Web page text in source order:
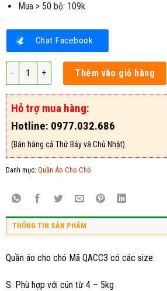
Mua > 50 bộ: 109k
Chat Facebook
Quần áo cho chó Mã QACC3 số lượng
Thêm vào giỏ hàng
Hỗ trợ mua hàng:
Hotline: 0977.032.686
(Bán hàng cả Thứ Bảy và Chủ Nhật)
Danh mục: Quần Áo Cho Chó
THÔNG TIN SẢN PHẨM
Quần áo cho chó Mã QACC3 có các size:
S: Phù hợp với cún từ 4 – 5kg